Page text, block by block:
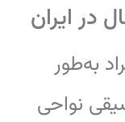
در ایران
به‌طور
نواحی